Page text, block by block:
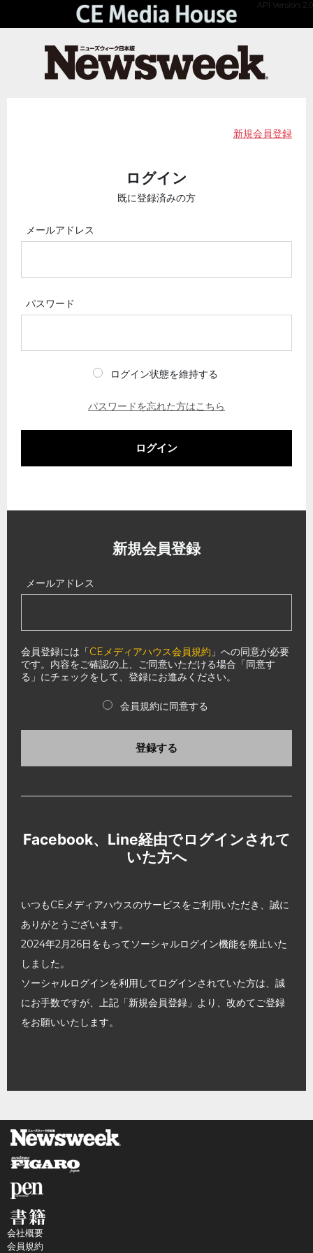
API Version 2.0
新規会員登録
ログイン
既に登録済みの方
メールアドレス
パスワード
ログイン状態を維持する
パスワードを忘れた方はこちら
ログイン
新規会員登録
メールアドレス
会員登録には「CEメディアハウス会員規約 」への同意が必要
です。内容をご確認の上、ご同意いただける場合「同意す
る」にチェックをして、登録にお進みください。
会員規約に同意する
登録する
Facebook、Line経由でログインされて
いた方へ
いつもCEメディアハウスのサービスをご利用いただき、誠に
ありがとうございます。
2024年2月26日をもってソーシャルログイン機能を廃止いた
しました。
ソーシャルログインを利用してログインされていた方は、誠
にお手数ですが、上記「新規会員登録」より、改めてご登録
をお願いいたします。
会社概要
会員規約